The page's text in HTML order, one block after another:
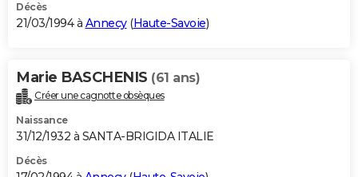
Décès
21/03/1994 à Annecy(Haute-Savoie)
Marie BASCHENIS (61 ans)
Créer une cagnotte obsèques
Naissance
31/12/1932 à SANTA-BRIGIDA ITALIE
Décès